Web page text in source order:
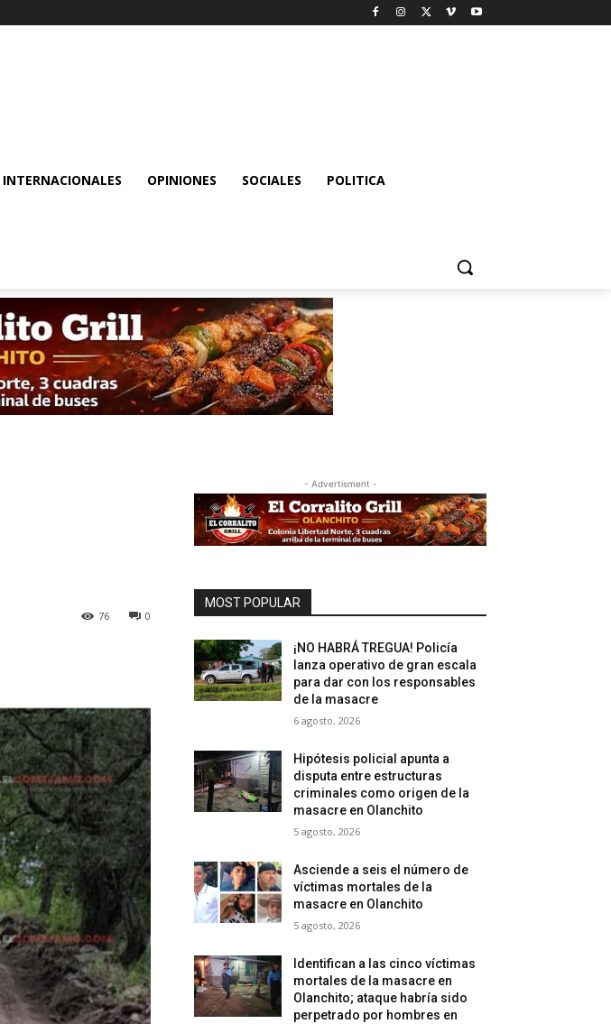
INTERNACIONALES OPINIONES SOCIALES POLITICA
0
76
- Advertisment -
MOST POPULAR
¡NO HABRÁ TREGUA! Policía
lanza operativo de gran escala
para dar con los responsables
de la masacre
6 agosto, 2026
Hipótesis policial apunta a
disputa entre estructuras
criminales como origen de la
masacre en Olanchito
5 agosto, 2026
Asciende a seis el número de
víctimas mortales de la
masacre en Olanchito
5 agosto, 2026
Identifican a las cinco víctimas
mortales de la masacre en
Olanchito; ataque habría sido
perpetrado por hombres en